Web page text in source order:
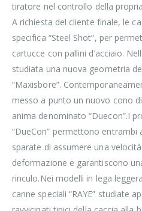
tiratore nel controllo della
A richiesta del cliente finale, le
specifica “Steel Shot”, per
cartucce con pallini d’acciaio.
studiata una nuova geometria
“Maxisbore”.
messo a punto un nuovo cono
anima denominato “Duecon”.I
“DueCon” permettono entrambi
sparate di assumere una
deformazione e garantiscono
rinculo.Nei modelli in lega
canne speciali “RAYE” studiate